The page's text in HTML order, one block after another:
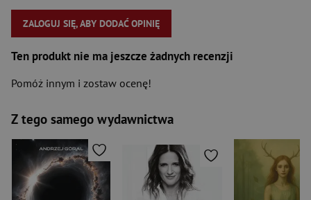
ZALOGUJ SIĘ, ABY DODAĆ OPINIĘ
Ten produkt nie ma jeszcze żadnych recenzji
Pomóż innym i zostaw ocenę!
Z tego samego wydawnictwa